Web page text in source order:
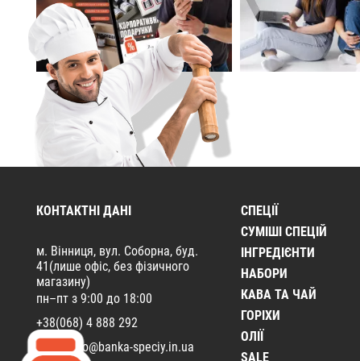
КОНТАКТНІ ДАНІ
м. Вінниця, вул. Соборна, буд.
41(лише офіс, без фізичного
магазину)
пн–пт з 9:00 до 18:00
+38(068) 4 888 292
Email:
info@banka-speciy.in.ua
СПЕЦІЇ
CУМІШІ СПЕЦІЙ
ІНГРЕДІЄНТИ
НАБОРИ
КАВА ТА ЧАЙ
ГОРІХИ
ОЛІЇ
SALE